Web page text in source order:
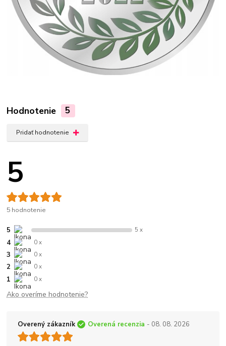
Hodnotenie 5
Pridať hodnotenie
5
5 hodnotenie
5 5 x
4 0 x
3 0 x
2 0 x
1 0 x
Ako overíme hodnotenie?
Overený zákazník Overená recenzia - 08. 08. 2026